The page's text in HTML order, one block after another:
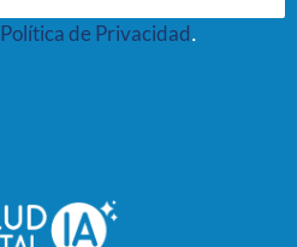
Política de Privacidad.